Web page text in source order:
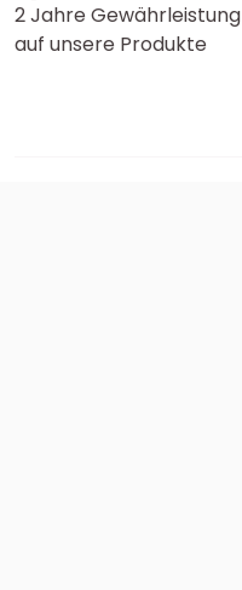
2 Jahre Gewährleistung
auf unsere Produkte